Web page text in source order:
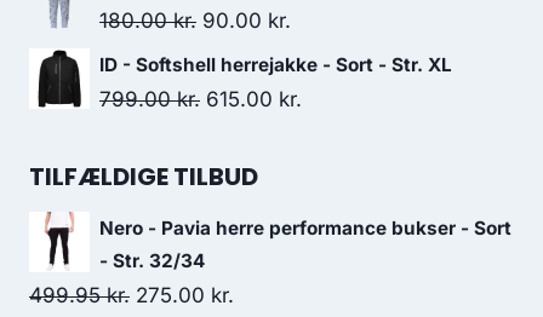
was:
180.00kr. Original
price
was:
90.00 kr.
price
is:
ID - Softshell herrejakke - Sort - Str. XL
799.00kr. Original
was:
615.00 kr.
TILFÆLDIGE TILBUD
Nero - Pavia herre performance bukser - Sort
- Str. 32/34
499.95kr. Original
275.00 kr.